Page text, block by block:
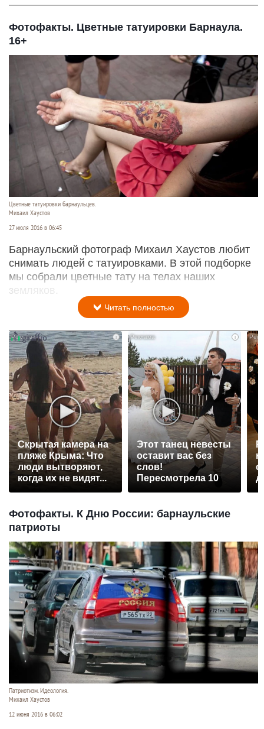
Фотофакты. Цветные татуировки Барнаула.
16+
Цветные татуировки барнаульцев.
Михаил Хаустов
27 июля 2016 в 06:45
Барнаульский фотограф Михаил Хаустов любит
снимать людей с татуировками. В этой подборке
мы собрали цветные тату на телах наших
земляков.
Читать полностью
i
Скрытая камера на
пляже Крыма: Что
люди вытворяют,
когда их не видят...
i
Этот танец невесты
оставит вас без
слов!
Пересмотрела 10
Фотофакты. К Дню России: барнаульские
патриоты
Патриотизм. Идеология.
Михаил Хаустов
12 июня 2016 в 06:02